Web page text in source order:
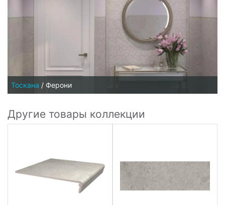
Тоскана / Ферони
Другие товары коллекции